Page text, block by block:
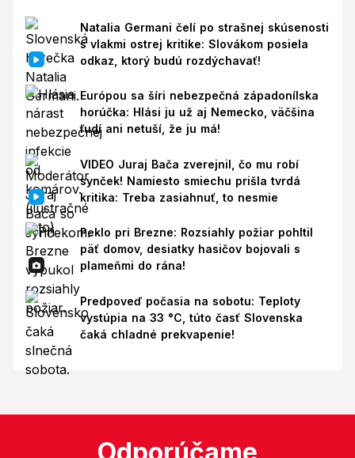
Natalia Germani čelí po strašnej skúsenosti
s vlakmi ostrej kritike: Slovákom posiela
odkaz, ktorý budú rozdýchavať!
Európou sa šíri nebezpečná západonílska
horúčka: Hlási ju už aj Nemecko, väčšina
ľudí ani netuší, že ju má!
VIDEO Juraj Bača zverejnil, čo mu robí
synček! Namiesto smiechu prišla tvrdá
kritika: Treba zasiahnuť, to nesmie
Peklo pri Brezne: Rozsiahly požiar pohltil
päť domov, desiatky hasičov bojovali s
plameňmi do rána!
Predpoveď počasia na sobotu: Teploty
vystúpia na 33 °C, túto časť Slovenska
čaká chladné prekvapenie!
Odporúčame